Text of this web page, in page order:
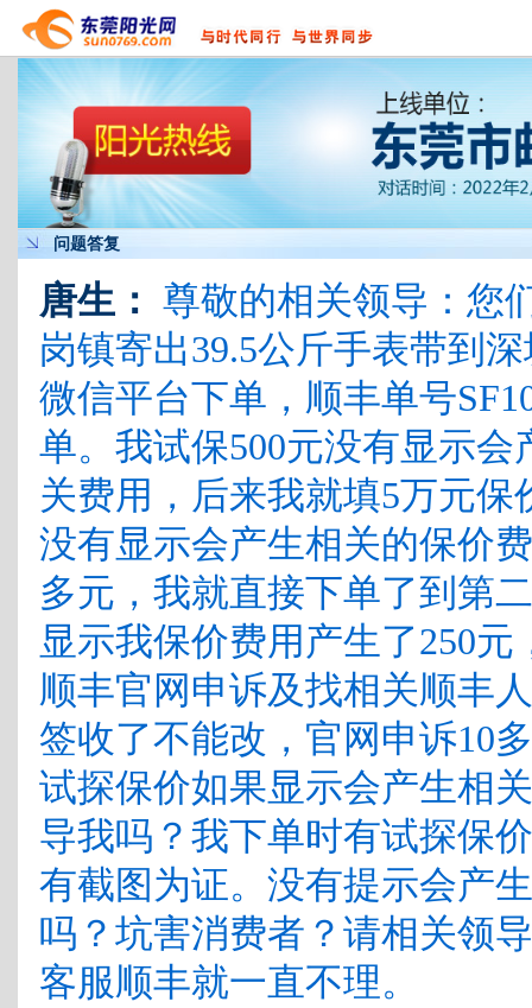
问题答复
唐生： 尊敬的相关领导：您
岗镇寄出39.5公斤手表带到
微信平台下单，顺丰单号
单。我试保500元没有显示
关费用，后来我就填5万元
没有显示会产生相关的保价
多元，我就直接下单了到第
显示我保价费用产生了250
顺丰官网申诉及找相关顺丰
签收了不能改，官网申诉10
试探保价如果显示会产生相
导我吗？我下单时有试探保
有截图为证。没有提示会产
吗？坑害消费者？请相关领
客服顺丰就一直不理。